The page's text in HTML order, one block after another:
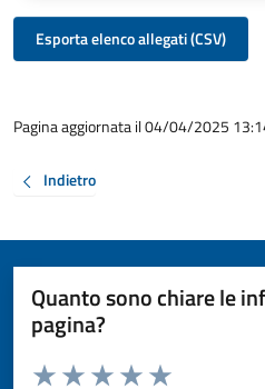
Esporta elenco allegati (CSV)
Pagina aggiornata il 04/04/2025
Indietro
Quanto sono chiare le
pagina?
Valuta da 1 a 5 stelle la pagina